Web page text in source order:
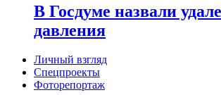
В Госдуме назвали
давления
Личный взгляд
Спецпроекты
Фоторепортаж